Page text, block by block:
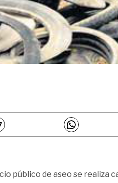
público de aseo se realiza